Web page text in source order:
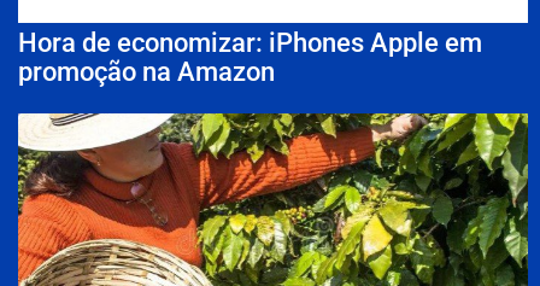
Hora de economizar: iPhones Apple em
promoção na Amazon